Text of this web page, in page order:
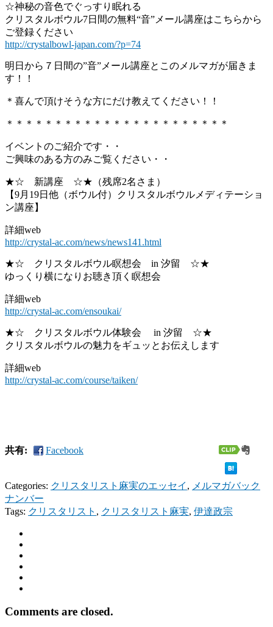
☆神秘の音色でぐっすり眠れる
クリスタルボウル7日間の無料“音”メール講座はこちらから
ご登録ください
http://crystalbowl-japan.com/?p=74
明日から７日間の”音”メール講座とこのメルマガが届きま
す！！
＊喜んで頂けそうな方にだけ教えてください！！
＊＊＊＊＊＊＊＊＊＊＊＊＊＊＊＊＊＊＊＊＊＊＊
イベントのご紹介です・・
ご興味のある方のみご覧ください・・
★☆ 新講座 ☆★（残席2名さま）
【9月19日他（ボウル付）クリスタルボウルメディテーショ
ン講座】
詳細web
http://crystal-ac.com/news/news141.html
★☆ クリスタルボウル瞑想会 in 汐留 ☆★
ゆっくり横になりお聴き頂く瞑想会
詳細web
http://crystal-ac.com/ensoukai/
★☆ クリスタルボウル体験会 in 汐留 ☆★
クリスタルボウルの魅力をギュッとお伝えします
詳細web
http://crystal-ac.com/course/taiken/
共有: Facebook
Categories: クリスタリスト麻実のエッセイ , メルマガバック
ナンバー
Tags: クリスタリスト , クリスタリスト麻実, 伊達政宗
Comments are closed.